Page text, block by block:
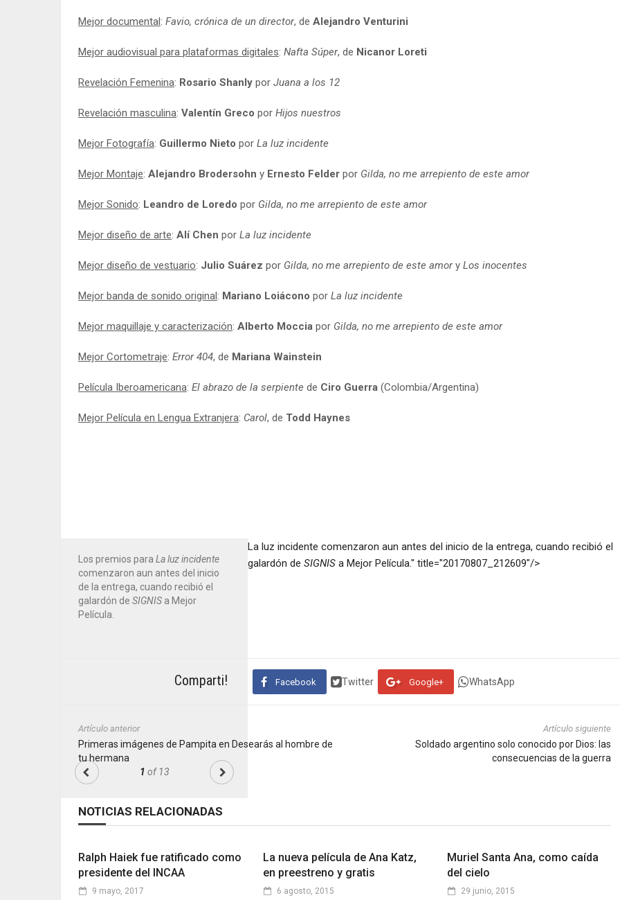
Mejor documental: Favio, crónica de un director, de Alejandro Venturini
Mejor audiovisual para plataformas digitales: Nafta Súper, de Nicanor Loreti
Revelación Femenina: Rosario Shanly por Juana a los 12
Revelación masculina: Valentín Greco por Hijos nuestros
Mejor Fotografía: Guillermo Nieto por La luz incidente
Mejor Montaje: Alejandro Brodersohn y Ernesto Felder por Gilda, no me arrepiento de este amor
Mejor Sonido: Leandro de Loredo por Gilda, no me arrepiento de este amor
Mejor diseño de arte: Alí Chen por La luz incidente
Mejor diseño de vestuario: Julio Suárez por Gilda, no me arrepiento de este amory Los inocentes
Mejor banda de sonido original: Mariano Loiácono por La luz incidente
Mejor maquillaje y caracterización: Alberto Moccia por Gilda, no me arrepiento de este amor
Mejor Cortometraje: Error 404, de Mariana Wainstein
Película Iberoamericana: El abrazo de la serpiente de Ciro Guerra (Colombia/Argentina)
Mejor Película en Lengua Extranjera: Carol, de Todd Haynes
entrega junto a los miembros de laAsociación de
broche de oro para una noche inolvidable."
La luz incidente comenzaron aun antes del inicio de la entrega, cuando recibió el
galardón de SIGNIS a Mejor Película." title="20170807_212609"/>
Los premios para La luz incidente
comenzaron aun antes del inicio
de la entrega, cuando recibió el
galardón de SIGNIS a Mejor
Película.
1 of 13
Comparti! Facebook Twitter Google+ WhatsApp
Artículo anterior
Primeras imágenes de Pampita en Desearás al hombre de
tu hermana
Artículo siguiente
Soldado argentino solo conocido por Dios: las
consecuencias de la guerra
NOTICIAS RELACIONADAS
Ralph Haiek fue ratificado como
presidente del INCAA
9 mayo, 2017
La nueva película de Ana Katz,
en preestreno y gratis
6 agosto, 2015
Muriel Santa Ana, como caída
del cielo
29 junio, 2015